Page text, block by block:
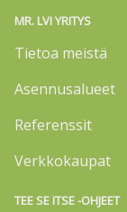
MR. LVI YRITYS
Tietoa meistä
Asennusalueet
Referenssit
Verkkokaupat
TEE SE ITSE -OHJEET